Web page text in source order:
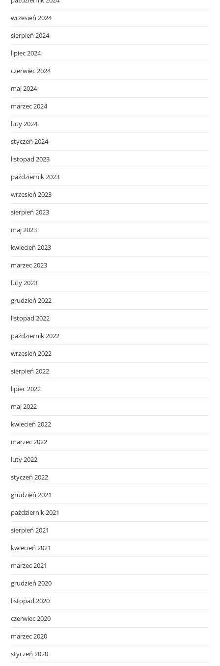
wrzesień 2024
sierpień 2024
lipiec 2024
czerwiec 2024
maj 2024
marzec 2024
luty 2024
styczeń 2024
listopad 2023
październik 2023
wrzesień 2023
sierpień 2023
maj 2023
kwiecień 2023
marzec 2023
luty 2023
grudzień 2022
listopad 2022
październik 2022
wrzesień 2022
sierpień 2022
lipiec 2022
maj 2022
kwiecień 2022
marzec 2022
luty 2022
styczeń 2022
grudzień 2021
październik 2021
sierpień 2021
kwiecień 2021
marzec 2021
grudzień 2020
listopad 2020
czerwiec 2020
marzec 2020
styczeń 2020